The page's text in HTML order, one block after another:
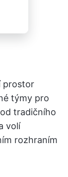
prostor
týmy pro
tradičního
volí
rozhraním